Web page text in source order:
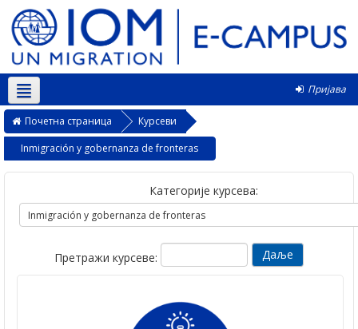
Пријава
Српски ‎(sr_cr)‎
Почетна страница
Курсеви
Inmigración y gobernanza de fronteras
Категорије курсева:
Претражи курсеве: